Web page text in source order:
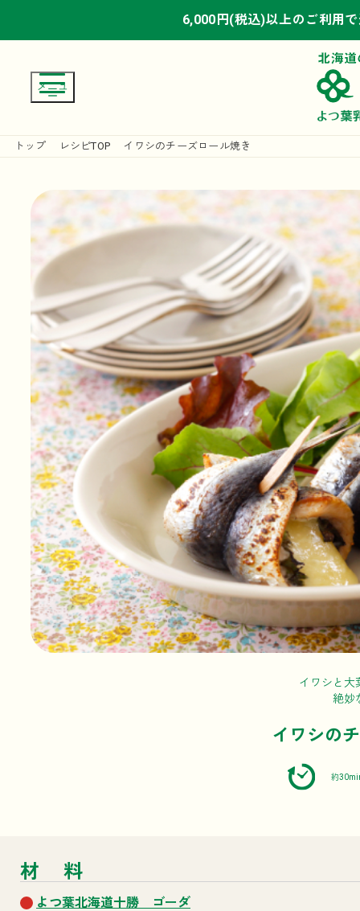
6,000円(税込)以上のご利用
6,000円(税込)以上のご利用
6,000円(税込)以上のご利用
トップ レシピTOP イワシのチーズロール焼き
イワシと大
絶妙
イワシの
約
材料
よつ葉北海道十勝 ゴーダ